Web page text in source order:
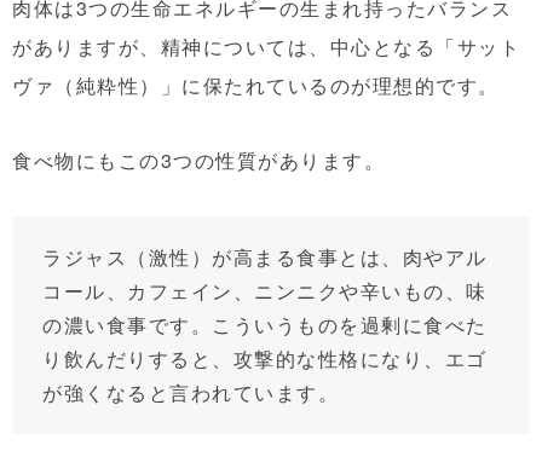
肉体は3つの生命エネルギーの生まれ持ったバランス
がありますが、精神については、中心となる「サット
ヴァ（純粋性）」に保たれているのが理想的です。
食べ物にもこの3つの性質があります。
ラジャス（激性）が高まる食事とは、肉やアル
コール、カフェイン、ニンニクや辛いもの、味
の濃い食事です。こういうものを過剰に食べた
り飲んだりすると、攻撃的な性格になり、エゴ
が強くなると言われています。